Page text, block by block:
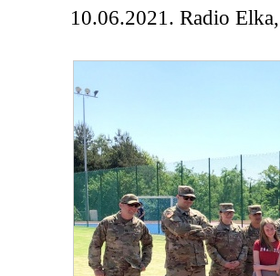
10.06.2021. Radio